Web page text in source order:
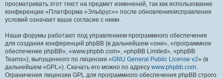
просматривать этот текст на предмет изменений, так как использование
конференции «Платформа «Эльбрус»» после обновления/исправления
условий означает ваше согласие с ними.
Наши форумы работают под управлением программного обеспечения
для создания конференций phpBB (в дальнейшем «они», «программное
обеспечение phpBB», «www.phpbb.com», «phpBB Limited», «phpBB
Teams»), выпущенного по лицензии «GNU General Public License v2» (в
дальнейшем «GPL»). Скачать его можно по адресу www.phpbb.com.
Ограничения лицензии GPL для программного обеспечения phpBB строго